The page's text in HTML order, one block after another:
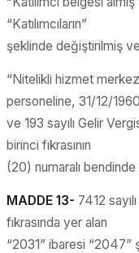
“Katılımcıların”
şeklinde değiştirilmiş
“Nitelikli hizmet
personeline, 31/12/
ve 193 sayılı Gelir
birinci fıkrasının
(20) numaralı
MADDE 13- 7412
fıkrasında yer alan
“2031” ibaresi “2047”